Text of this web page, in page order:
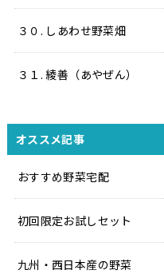
３０. しあわせ野菜畑
３１. 綾善（あやぜん）
オススメ記事
おすすめ野菜宅配
初回限定お試しセット
九州・西日本産の野菜